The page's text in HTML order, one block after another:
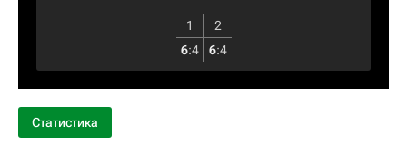
1
2
6:4 6:4
Статистика